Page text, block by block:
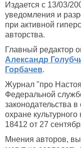
Издается с 13/03/
уведомления и
при активной
авторства.
Главный редактор
Александр
Горбачев.
Журнал "про
Федеральной
законодательства
охране
18412 от 27
Мнения авторов,